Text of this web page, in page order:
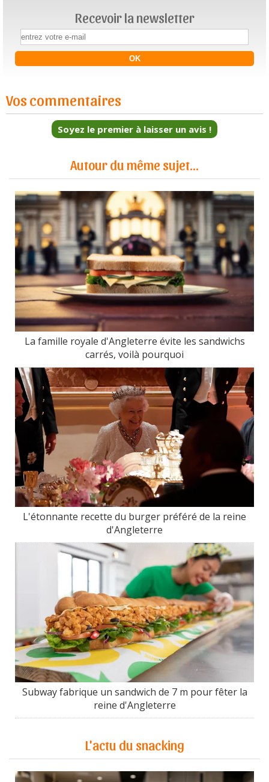
Recevoir la newsletter
Vos commentaires
Soyez le premier à laisser un avis !
Autour du même sujet...
La famille royale d'Angleterre évite les sandwichs
carrés, voilà pourquoi
L'étonnante recette du burger préféré de la reine
d'Angleterre
Subway fabrique un sandwich de 7 m pour fêter la
reine d'Angleterre
L'actu du snacking